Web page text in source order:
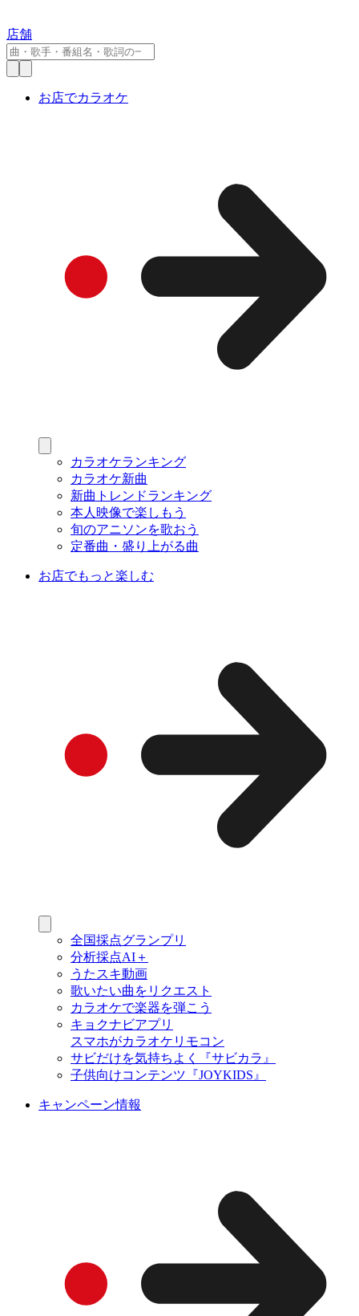
店舗
お店でカラオケ
カラオケランキング
カラオケ新曲
新曲トレンドランキング
本人映像で楽しもう
旬のアニソンを歌おう
定番曲・盛り上がる曲
お店でもっと楽しむ
全国採点グランプリ
分析採点AI＋
うたスキ動画
歌いたい曲をリクエスト
カラオケで楽器を弾こう
キョクナビアプリ
スマホがカラオケリモコン
サビだけを気持ちよく『サビカラ』
子供向けコンテンツ『JOYKIDS』
キャンペーン情報